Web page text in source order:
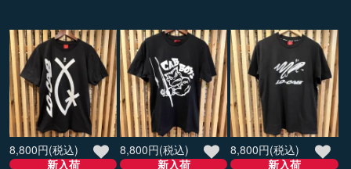
8,800円(税込)
新入荷
8,800円(税込)
新入荷
8,800円(税込)
新入荷